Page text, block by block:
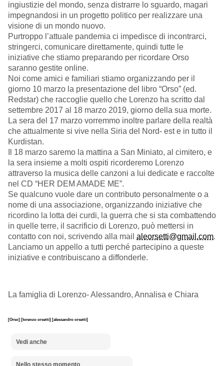
ingiustizie del mondo, senza distrarre lo sguardo, magari
impegnandosi in un progetto politico per realizzare una
visione di un mondo nuovo.
Purtroppo l’attuale pandemia ci impedisce di incontrarci,
stringerci, comunicare direttamente, quindi tutte le
iniziative che stiamo preparando per ricordare Orso
saranno gestite online.
Noi come amici e familiari stiamo organizzando per il
giorno 10 marzo la presentazione del libro “Orso” (ed.
Redstar) che raccoglie quello che Lorenzo ha scritto dal
settembre 2017 al 18 marzo 2019, giorno della sua morte.
La sera del 17 marzo vorremmo inoltre parlare della realtà
che attualmente si vive nella Siria del Nord- est e in tutto il
Kurdistan.
Il 18 marzo saremo la mattina a San Miniato, al cimitero, e
la sera insieme a molti ospiti ricorderemo Lorenzo
attraverso la musica delle canzoni a lui dedicate e raccolte
nel CD “HER DEM AMADE ME”.
Se qualcuno vuole dare un contributo personalmente o a
nome di una associazione, organizzando iniziative che
ricordino la lotta dei curdi, la guerra che si sta combattendo
in quelle terre, il sacrificio di Lorenzo, può mettersi in
contatto con noi, scrivendo alla mail aleorsetti@gmail.com.
Lanciamo un appello a tutti perché partecipino a queste
iniziative e contribuiscano a diffonderle.
La famiglia di Lorenzo- Alessandro, Annalisa e Chiara
[Orso] [lorenzo orsetti] [alessandro orsetti]
Vedi anche
Nello stesso momento